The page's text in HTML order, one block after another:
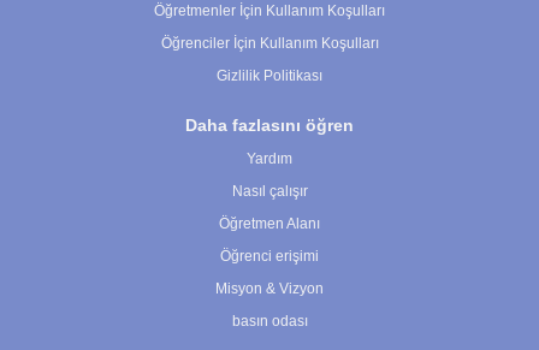
Öğretmenler İçin Kullanım Koşulları
Öğrenciler İçin Kullanım Koşulları
Gizlilik Politikası
Daha fazlasını öğren
Yardım
Nasıl çalışır
Öğretmen Alanı
Öğrenci erişimi
Misyon & Vizyon
basın odası